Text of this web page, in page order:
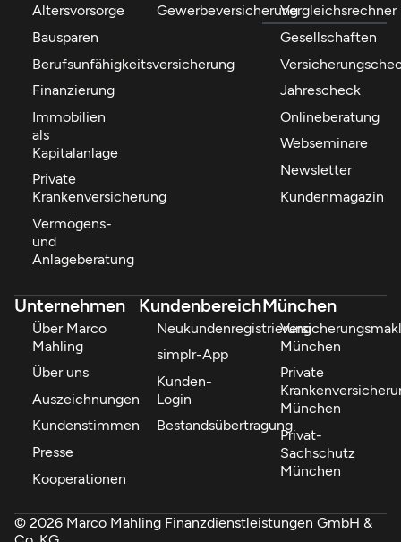
Altersvorsorge
Bausparen
Berufsunfähigkeitsversicherung
Finanzierung
Immobilien
als
Kapitalanlage
Private
Krankenversicherung
Vermögens-
und
Anlageberatung
GewerbeversicherungVergleichsrechner
Gesellschaften
Jahrescheck
Onlineberatung
Webseminare
Newsletter
Kundenmagazin
Unternehmen
Über Marco
Mahling
Über uns
Auszeichnungen
Kundenstimmen
Presse
Kooperationen
Kundenbereich
Neukundenregistrierung
simplr-App
Kunden-
Login
Bestandsübertragung
München
München
Private
München
Privat-
Sachschutz
München
© 2026 Marco Mahling Finanzdienstleistungen GmbH &